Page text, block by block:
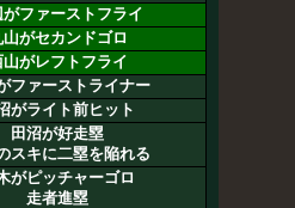
がファーストフライ
山がセカンドゴロ
山がレフトフライ
ファーストライナー
がライト前ヒット
田沼が好走塁
スキに二塁を陥れる
がピッチャーゴロ
走者進塁